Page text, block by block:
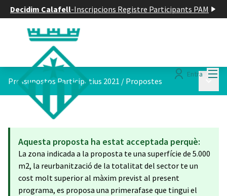
Decidim Calafell-Inscripcions Registre Participants PAM
Entra
Pressupostos Participatius 2021 / Propostes
Aquesta proposta ha estat acceptada perquè:
La zona indicada a la proposta te una superfície de 5.000
m2, la reurbanització de la totalitat del sector te un
cost molt superior al màxim previst al present
programa, es proposa una primerafase que tingui el